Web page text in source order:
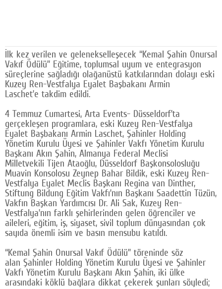
Facebook
Twitter
Google Plus
© 2026 TÜM HAKLARI SAKLIDIR
İlk kez verilen ve gelenekselleşecek “Kemal Şahin Onursal
Vakıf Ödülü” Eğitime, toplumsal uyum ve entegrasyon
süreçlerine sağladığı olağanüstü katkılarından dolayı eski
Kuzey Ren-Vestfalya Eyalet Başbakanı Armin
Laschet’e takdim edildi.
4 Temmuz Cumartesi, Arta Events- Düsseldorf’ta
gerçekleşen programlara, eski Kuzey Ren-Vestfalya
Eyalet Başbakanı Armin Laschet, Şahinler Holding
Yönetim Kurulu Üyesi ve Şahinler Vakfı Yönetim Kurulu
Başkanı Akın Şahin, Almanya Federal Meclisi
Milletvekili Tijen Ataoğlu, Düsseldorf Başkonsolosluğu
Muavin Konsolosu Zeynep Bahar Bildik, eski Kuzey Ren-
Vestfalya Eyalet Meclis Başkanı Regina van Dinther,
Stiftung Bildung Eğitim Vakfı’nın Başkanı Saadettin Tüzün,
Vakfın Başkan Yardımcısı Dr. Ali Sak, Kuzey Ren-
Vestfalya’nın farklı şehirlerinden gelen öğrenciler ve
aileleri, eğitim, iş, siyaset, sivil toplum dünyasından çok
sayıda önemli isim ve basın mensubu katıldı.
“Kemal Şahin Onursal Vakıf Ödülü” töreninde söz
alan Şahinler Holding Yönetim Kurulu Üyesi ve Şahinler
Vakfı Yönetim Kurulu Başkanı Akın Şahin, iki ülke
arasındaki köklü bağlara dikkat çekerek şunları söyledi;